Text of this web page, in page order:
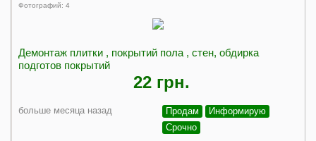
Фотографий: 4
Демонтаж плитки , покрытий пола , стен, обдирка
подготов покрытий
22 грн.
больше месяца назад Продам
Информирую
Срочно